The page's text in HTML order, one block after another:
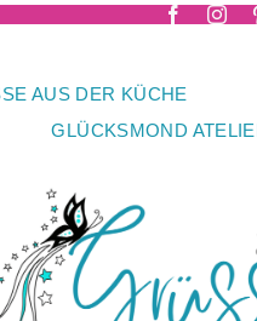
AUS DER KÜCHE
GLÜCKSMOND